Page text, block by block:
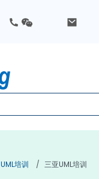
UML培训 三亚UML培训